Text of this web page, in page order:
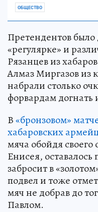
ОБЩЕСТВО
Претендентов было
«регулярке» и
Рязанцев из
Алмаз Миргазов из
набрали столько
форвардам
В«бронзовом»
хабаровских
мяча обойдя своего
Енисея,
забросит в
подвел и тоже
мяч не добрав до
Павлом.